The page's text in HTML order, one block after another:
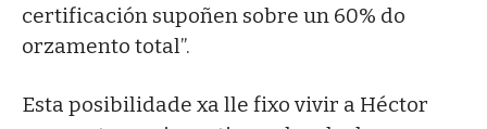
certificación supoñen sobre un 60% do
orzamento total”.
Esta posibilidade xa lle fixo vivir a Héctor